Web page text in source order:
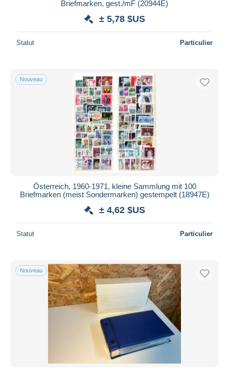
Briefmarken, gest./mF (20944E)
± 5,78 $US
Statut Particulier
Nouveau
Österreich, 1960-1971, kleine Sammlung mit 100
Briefmarken (meist Sondermarken) gestempelt (18947E)
± 4,62 $US
Statut Particulier
Nouveau